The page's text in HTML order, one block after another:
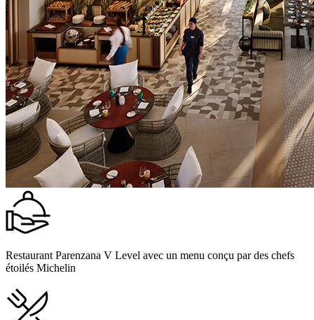
Restaurant Parenzana V Level avec un menu conçu par des chefs
étoilés Michelin